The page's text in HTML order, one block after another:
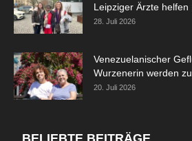
Leipziger Ärzte helfen
28. Juli 2026
Venezuelanischer
Wurzenerin werden
20. Juli 2026
BELIEBTE BEITRÄGE